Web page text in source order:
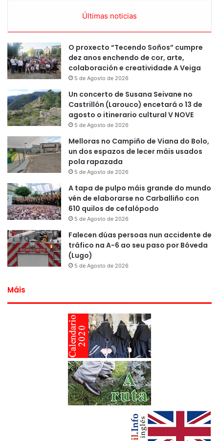
Últimas noticias
O proxecto “Tecendo Soños” cumpre
dez anos enchendo de cor, arte,
colaboración e creatividade A Veiga
5 de Agosto de 2026
Un concerto de Susana Seivane no
Castrillón (Larouco) encetará o 13 de
agosto o itinerario cultural V NOVE
5 de Agosto de 2026
Melloras no Campiño de Viana do Bolo,
un dos espazos de lecer máis usados
pola rapazada
5 de Agosto de 2026
A tapa de pulpo máis grande do mundo
vén de elaborarse no Carballiño con
610 quilos de cefalópodo
5 de Agosto de 2026
Falecen dúas persoas nun accidente de
tráfico na A-6 ao seu paso por Bóveda
(Lugo)
5 de Agosto de 2026
Máis